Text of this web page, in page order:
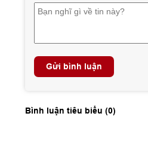
Gửi bình luận
Bình luận tiêu biểu (0)